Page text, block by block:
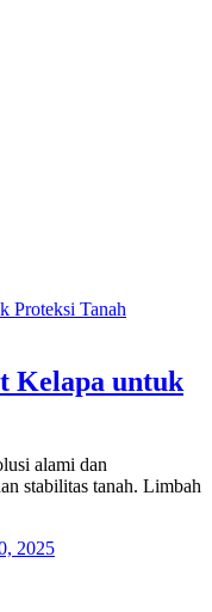
Kelapa untuk
alami dan
stabilitas tanah. Limbah
2025